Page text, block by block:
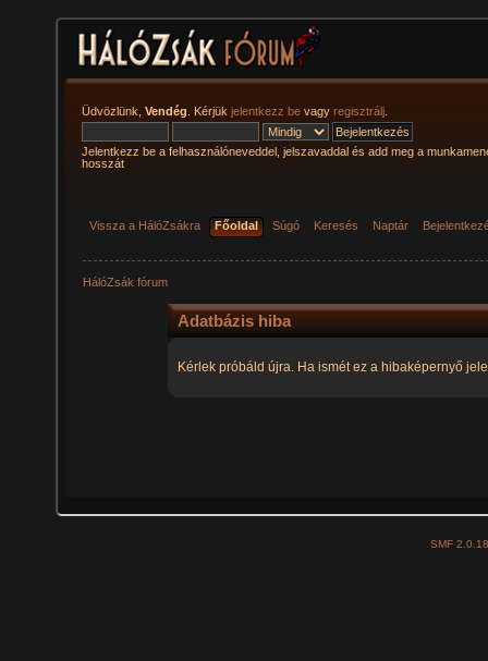
Üdvözlünk, Vendég . Kérjük jelentkezz be vagy regisztrálj
Jelentkezz be a felhasználóneveddel, jelszavaddal és add meg a
hosszát
Vissza a HálóZsákra Főoldal Súgó Keresés Naptár
HálóZsák fórum
Adatbázis hiba
Kérlek próbáld újra. Ha ismét ez a hibaképernyő
SMF 2.0.18